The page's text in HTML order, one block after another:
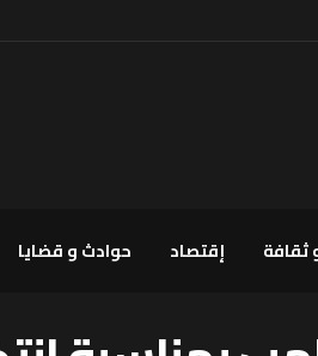
ثقافة إقتصاد حوادث و قضايا